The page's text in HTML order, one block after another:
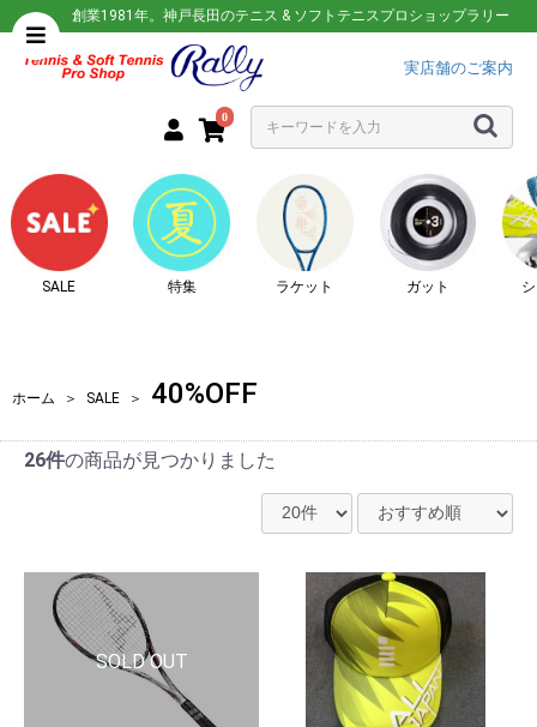
創業1981年。神戸長田のテニス & ソフトテニスプロショップラリー
実店舗のご案内
0
SALE 特集 ラケット ガット
ホーム ＞ SALE ＞ 40%OFF
26件の商品が見つかりました